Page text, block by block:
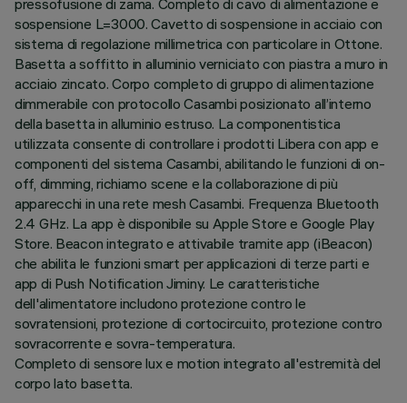
pressofusione di zama. Completo di cavo di alimentazione e
sospensione L=3000. Cavetto di sospensione in acciaio con
sistema di regolazione millimetrica con particolare in Ottone.
Basetta a soffitto in alluminio verniciato con piastra a muro in
acciaio zincato. Corpo completo di gruppo di alimentazione
dimmerabile con protocollo Casambi posizionato all’interno
della basetta in alluminio estruso. La componentistica
utilizzata consente di controllare i prodotti Libera con app e
componenti del sistema Casambi, abilitando le funzioni di on-
off, dimming, richiamo scene e la collaborazione di più
apparecchi in una rete mesh Casambi. Frequenza Bluetooth
2.4 GHz. La app è disponibile su Apple Store e Google Play
Store. Beacon integrato e attivabile tramite app (iBeacon)
che abilita le funzioni smart per applicazioni di terze parti e
app di Push Notification Jiminy. Le caratteristiche
dell'alimentatore includono protezione contro le
sovratensioni, protezione di cortocircuito, protezione contro
sovracorrente e sovra-temperatura.
Completo di sensore lux e motion integrato all'estremità del
corpo lato basetta.